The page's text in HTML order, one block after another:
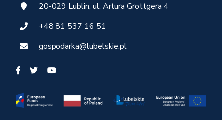
20-029 Lublin, ul. Artura Grottgera 4
+48 81 537 16 51
gospodarka@lubelskie.pl